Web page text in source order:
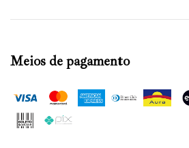
Meios de pagamento